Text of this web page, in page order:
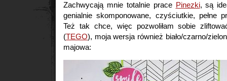
Zachwycają mnie totalnie prace Pinezki, są
genialnie skomponowane, czyściutkie, pełne
Też tak chce, więc pozwoliłam sobie
(TEGO), moja wersja również biało/czarno/
majowa: